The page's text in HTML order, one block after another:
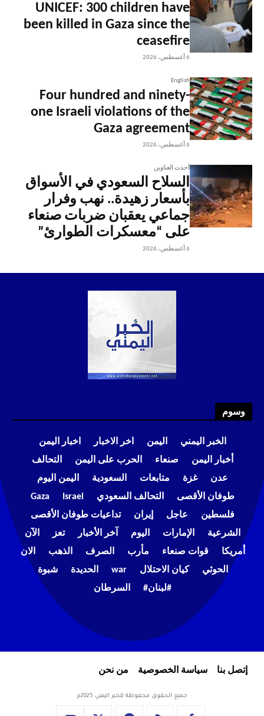
UNICEF: 300 children have
been killed in Gaza since the
ceasefire
6 أغسطس، 2026
English
Four hundred and ninety-
one Israeli violations of the
Gaza agreement
6 أغسطس، 2026
أحدث العناوين
السلاح السعودي في الأسواق
بأسعار زهيدة.. نهب وفرار
جماعي يعقبان ضربات صنعاء
على “معسكرات الطوارئ”
6 أغسطس، 2026
وسوم
الخبر اليمني اليمن اخر الاخبار
اخبار اليمن
أخبار اليمن
صنعاء الحرب على اليمن
التحالف
عدن
غزة متابعات السعودية
اليمن اليوم
طوفان الأقصى
التحالف السعودي Israel
Gaza
فلسطين
عاجل إيران
تداعيات طوفان الأقصى
الشرعية
الإمارات اليوم آخر الأخبار تعز
الآن
أمريكا
قوات صنعاء مأرب الصرف الذهب
الان
الحوثي
كيان الاحتلال war الحديدة
شبوة
#لبنان#
السرطان
إتصل بنا سياسة الخصوصية من نحن
جميع الحقوق محفوظة للخبر اليمني 2025م